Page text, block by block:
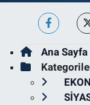
Ana Sayfa